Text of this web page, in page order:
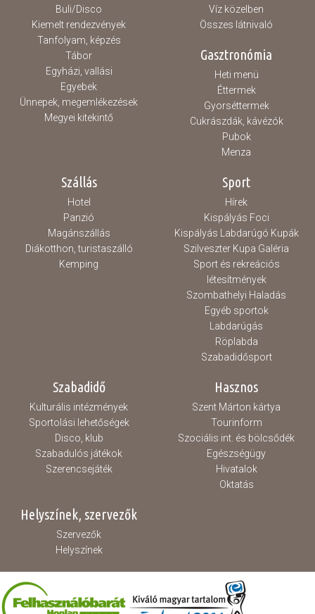
Buli/Disco
Kiemelt rendezvények
Tanfolyam, képzés
Tábor
Egyházi, vallási
Egyebek
Ünnepek, megemlékezések
Megyei kitekintő
Víz közelben
Összes látnivaló
Gasztronómia
Heti menü
Éttermek
Gyorséttermek
Cukrászdák, kávézók
Pubok
Menza
Szállás
Hotel
Panzió
Magánszállás
Diákotthon, turistaszálló
Kemping
Sport
Hírek
Kispályás Foci
Kispályás Labdarúgó Kupák
Szilveszter Kupa Galéria
Sport és rekreációs
létesítmények
Szombathelyi Haladás
Egyéb sportok
Labdarúgás
Röplabda
Szabadidősport
Szabadidő
Kulturális intézmények
Sportolási lehetőségek
Disco, klub
Szabadulós játékok
Szerencsejáték
Hasznos
Szent Márton kártya
Tourinform
Szociális int. és bölcsődék
Egészségügy
Hivatalok
Oktatás
Helyszínek, szervezők
Szervezők
Helyszínek